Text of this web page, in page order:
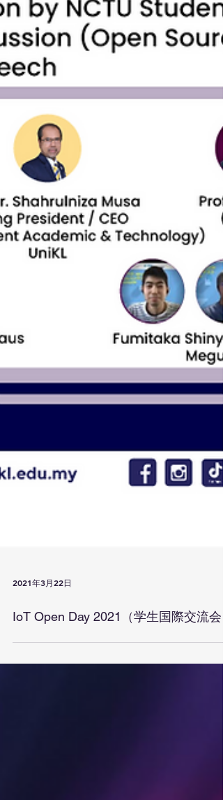
2021年3月22日
IoT Open Day 2021（学生国際交流会